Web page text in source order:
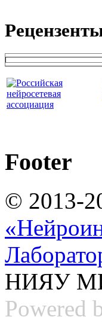
Footer
© 2013-
НИЯУ
Powered